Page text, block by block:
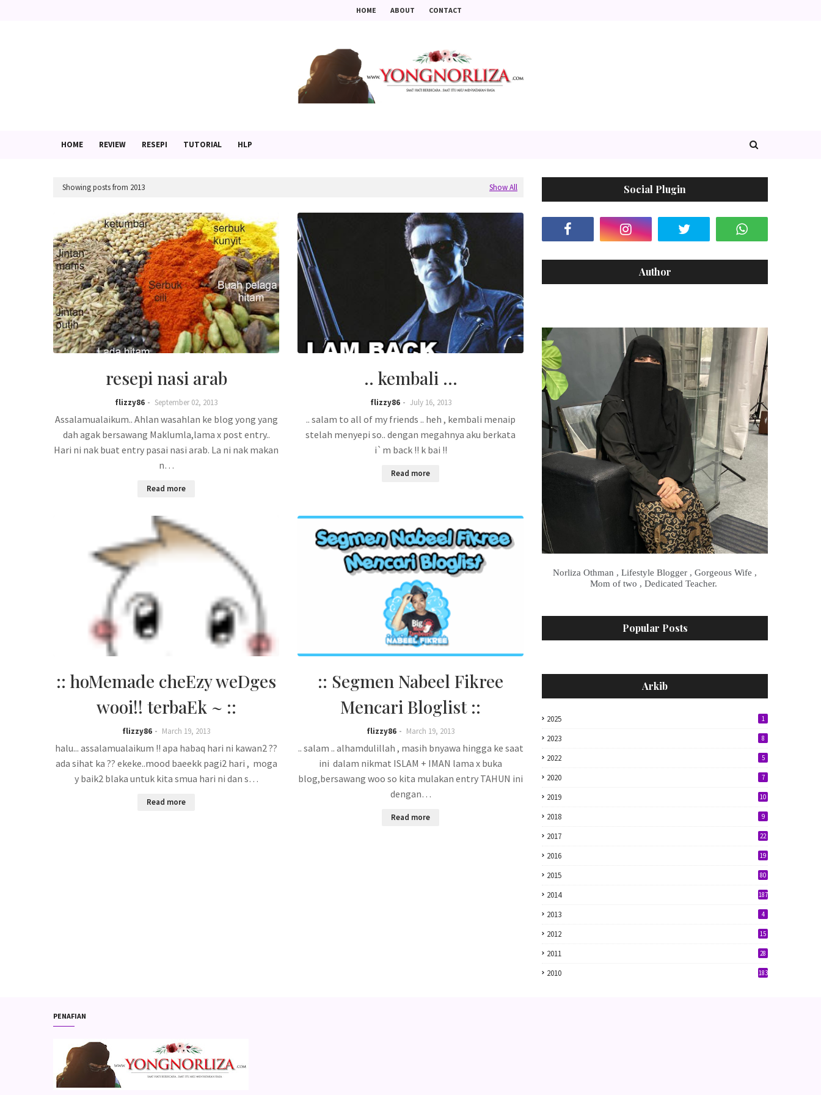
HOME ABOUT CONTACT
HOME REVIEW RESEPI TUTORIAL HLP
Showing posts from 2013 Show All
resepi nasi arab
flizzy86 September 02, 2013
Assalamualaikum.. Ahlan wasahlan ke blog yong yang
dah agak bersawang Maklumla,lama x post entry..
Hari ni nak buat entry pasai nasi arab. La ni nak makan
n…
Read more
.. kembali ...
flizzy86 July 16, 2013
.. salam to all of my friends .. heh , kembali menaip
stelah menyepi so.. dengan megahnya aku berkata
i`m back !! k bai !!
Read more
:: hoMemade cheEzy weDges
wooi!! terbaEk ~ ::
flizzy86 March 19, 2013
halu... assalamualaikum !! apa habaq hari ni kawan2 ??
ada sihat ka ?? ekeke..mood baeekk pagi2 hari , moga
y baik2 blaka untuk kita smua hari ni dan s…
Read more
:: Segmen Nabeel Fikree
Mencari Bloglist ::
flizzy86 March 19, 2013
.. salam .. alhamdulillah , masih bnyawa hingga ke saat
ini dalam nikmat ISLAM + IMAN lama x buka
blog,bersawang woo so kita mulakan entry TAHUN ini
dengan…
Read more
Social Plugin
Author
Norliza Othman , Lifestyle Blogger , Gorgeous Wife ,
Mom of two , Dedicated Teacher.
Popular Posts
Arkib
2025 1
2023 8
2022 5
2020 7
2019 10
2018 9
2017 22
2016 19
2015 80
2014 187
2013 4
2012 15
2011 28
2010 183
PENAFIAN